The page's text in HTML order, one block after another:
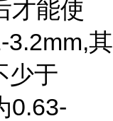
才能使
3.2mm,其
少于
0.63-